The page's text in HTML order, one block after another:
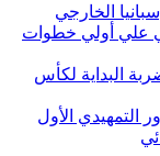
الخارجي
السكندري 2007 يمضي علي أولي خطوات
البداية لكأس
التمهيدي الأول